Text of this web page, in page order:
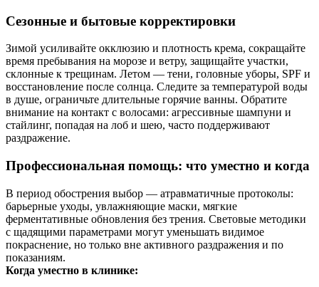
Сезонные и бытовые корректировки
Зимой усиливайте окклюзию и плотность крема, сокращайте
время пребывания на морозе и ветру, защищайте участки,
склонные к трещинам. Летом — тени, головные уборы, SPF и
восстановление после солнца. Следите за температурой воды
в душе, ограничьте длительные горячие ванны. Обратите
внимание на контакт с волосами: агрессивные шампуни и
стайлинг, попадая на лоб и шею, часто поддерживают
раздражение.
Профессиональная помощь: что уместно и когда
В период обострения выбор — атравматичные протоколы:
барьерные уходы, увлажняющие маски, мягкие
ферментативные обновления без трения. Световые методики
с щадящими параметрами могут уменьшать видимое
покраснение, но только вне активного раздражения и по
показаниям.
Когда уместно в клинике: